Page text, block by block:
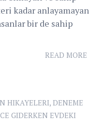
kadar anlayamayan
bir de sahip
READ MORE
HIKAYELERI, DENEME
GIDERKEN EVDEKI